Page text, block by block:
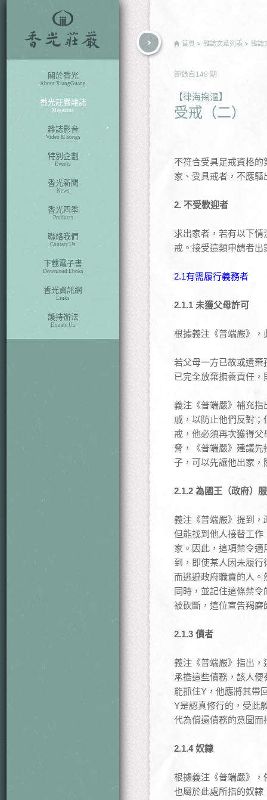
關於香光
About XiangGuang
香光莊嚴雜誌
Magazine
雜誌影音
Video & Songs
特別企劃
Events
香光新聞
News
香光四季
Products
聯絡我們
Contact Us
下載電子書
Download Eboks
香光資訊網
Links
護持辦法
Donate Us
首頁 雜誌文章列表 雜誌
節錄自 148 期
【律海掬漚】
受戒（二）
不符合受具足戒資格
家、受具戒者，不應
2. 不受歡迎者
求出家者，若有以下
戒。接受這類申請者
2.1有需履行義務者
2.1.1 未獲父母許可
根據義注《普端嚴》
若父母一方已故或遺
已完全放棄撫養責任
義注《普端嚴》補充
戚，以防止他們反對
戒，他必須再次獲得
脅，《普端嚴》建議
子，可以先讓他出家
2.1.2 為國王（政府）
義注《普端嚴》提到
但能找到他人接替工
家。因此，這項禁令
到，即使某人因未履
而逃避政府職責的人
同時，並記住這條禁
被砍斷，這位宣告羯
2.1.3 債者
義注《普端嚴》指出
承擔這些債務，該人
能抓住Y，他應將其帶
Y是認真修行的，受此
代為償還債務的意圖
2.1.4 奴隸
根據義注《普端嚴》
也屬於此處所指的奴